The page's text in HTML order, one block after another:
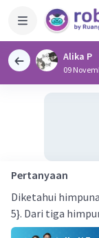
Alika P
09
Pertanyaan
Diketahui
5}. Dari tiga